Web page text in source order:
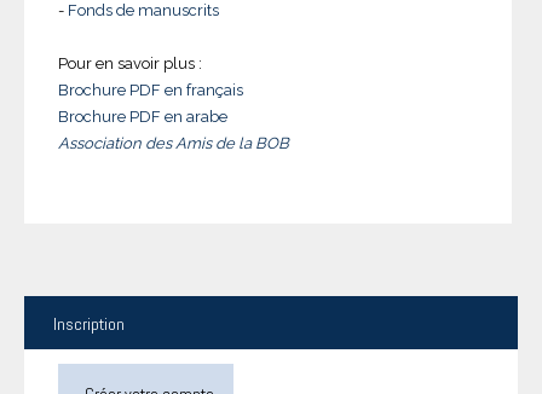
- Fonds de manuscrits
Pour en savoir plus :
Brochure PDF en français
Brochure PDF en arabe
Association des Amis de la BOB
Inscription